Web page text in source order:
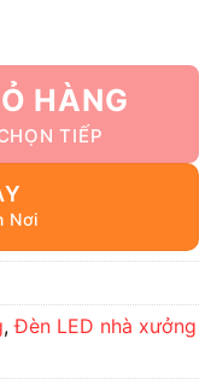
HÀNG
,Đèn LED nhà xưởng